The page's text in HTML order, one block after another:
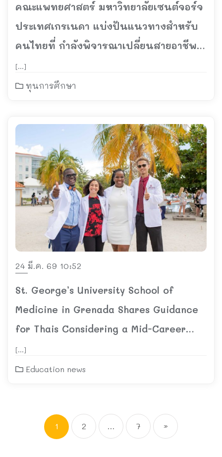
คณะแพทยศาสตร์ มหาวิทยาลัยเซนต์จอร์จ
ประเทศเกรเนดา แบ่งปันแนวทางสำหรับ
คนไทยที่ กำลังพิจารณาเปลี่ยนสายอาชีพสู่
การเรียนแพทย์
[…]
ทุนการศึกษา
24 มี.ค. 69 10:52
St. George’s University School of
Medicine in Grenada Shares Guidance
for Thais Considering a Mid-Career
Transition into Medicine
[…]
Education news
1 2 … 7 »